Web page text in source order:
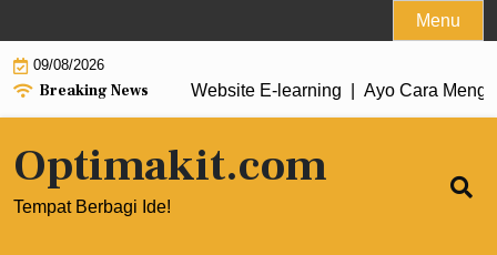
to
content
Menu
09/08/2026
Breaking News
untuk Performa Website E‑learning |Ayo Cara
Optimakit.com
Tempat Berbagi Ide!